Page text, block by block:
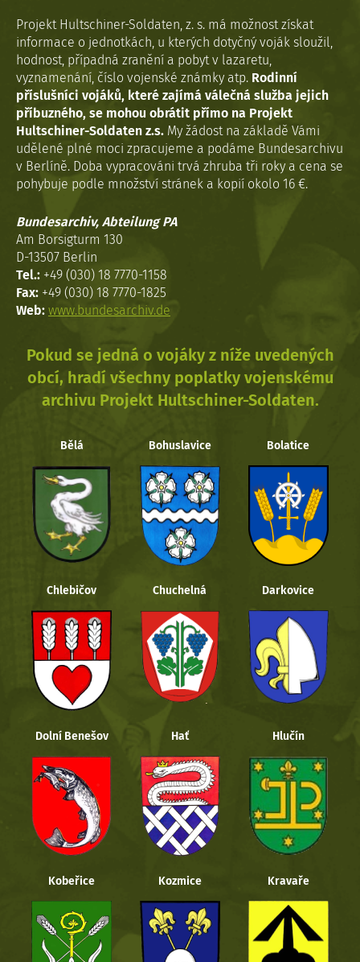
Projekt Hultschiner-Soldaten, z. s. má možnost získat
informace o jednotkách, u kterých dotyčný voják sloužil,
hodnost, případná zranění a pobyt v lazaretu,
vyznamenání, číslo vojenské známky atp. Rodinní
příslušníci vojáků, které zajímá válečná služba jejich
příbuzného, se mohou obrátit přímo na Projekt
Hultschiner-Soldaten z.s. My žádost na základě Vámi
udělené plné moci zpracujeme a podáme Bundesarchivu
v Berlíně. Doba vypracováni trvá zhruba tři roky a cena se
pohybuje podle množství stránek a kopií okolo 16 €.
Bundesarchiv, Abteilung PA
Am Borsigturm 130
D-13507 Berlin
Tel.: +49 (030) 18 7770-1158
Fax: +49 (030) 18 7770-1825
Web: www.bundesarchiv.de
Pokud se jedná o vojáky z níže uvedených
obcí, hradí všechny poplatky vojenskému
archivu Projekt Hultschiner-Soldaten.
Bělá Bohuslavice Bolatice
Chlebičov Chuchelná Darkovice
Dolní Benešov Hať Hlučín
Kobeřice Kozmice Kravaře